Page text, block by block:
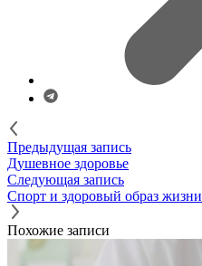
Предыдущая запись
Душевное здоровье
Следующая запись
Спорт и здоровый образ жизни
Похожие записи